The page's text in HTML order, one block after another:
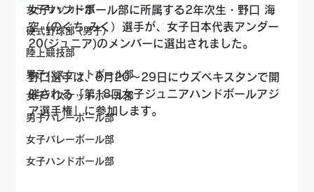
女子サッカー部
硬式野球部 (男子)
陸上競技部
男子バスケットボール部
女子バスケットボール部
男子バレーボール部
女子バレーボール部
女子ハンドボール部
女子ハンドボール部に所属する2年次生・野口 海
空（のぐち みく）選手が、女子日本代表アンダー
20(ジュニア)のメンバーに選出されました。
野口選手は、8月20～29日にウズベキスタンで開
催される「第18回女子ジュニアハンドボールアジ
ア選手権」に参加します。